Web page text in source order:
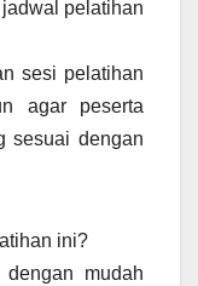
pelatihan
sesi pelatihan
agar peserta
sesuai dengan
ini?
mudah